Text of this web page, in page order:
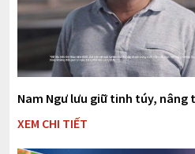
Nam Ngư lưu giữ tinh túy,
XEM CHI TIẾT